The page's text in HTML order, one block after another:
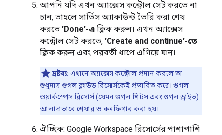
আপনি যদি এখন অ্যাক্সেস কন্ট্রোল সেট করতে না
চান, তাহলে সার্ভিস অ্যাকাউন্ট তৈরি করা শেষ
করতে 'Done'-এ ক্লিক করুন। এখন অ্যাক্সেস
কন্ট্রোল সেট করতে, 'Create and continue'-তে
ক্লিক করুন এবং পরবর্তী ধাপে এগিয়ে যান।
দ্রষ্টব্য: এখানে অ্যাক্সেস কন্ট্রোল প্রদান করলে তা
শুধুমাত্র গুগল ক্লাউড রিসোর্সকেই প্রভাবিত করে। গুগল
ওয়ার্কস্পেস রিসোর্স (যেমন গুগল শিটস এবং গুগল ড্রাইভ)
আলাদাভাবে শেয়ার ও কনফিগার করা হয়।
ঐচ্ছিক: Google Workspace রিসোর্সের পাশাপাশি